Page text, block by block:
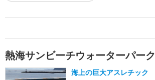
熱海サンビーチウォーターパーク
海上の巨大アスレチック